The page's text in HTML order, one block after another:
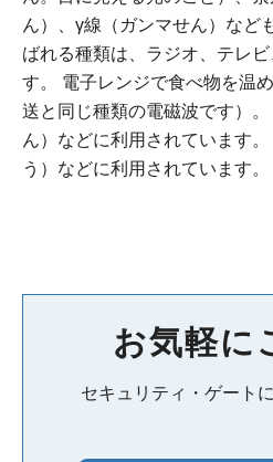
ん）、γ線（ガンマせん）など
ばれる種類は、ラジオ、テレ
す。 電子レンジで食べ物を温
送と同じ種類の電磁波です）
ん）などに利用されています
う）などに利用されています。
お気軽に
セキュリティ・ゲート